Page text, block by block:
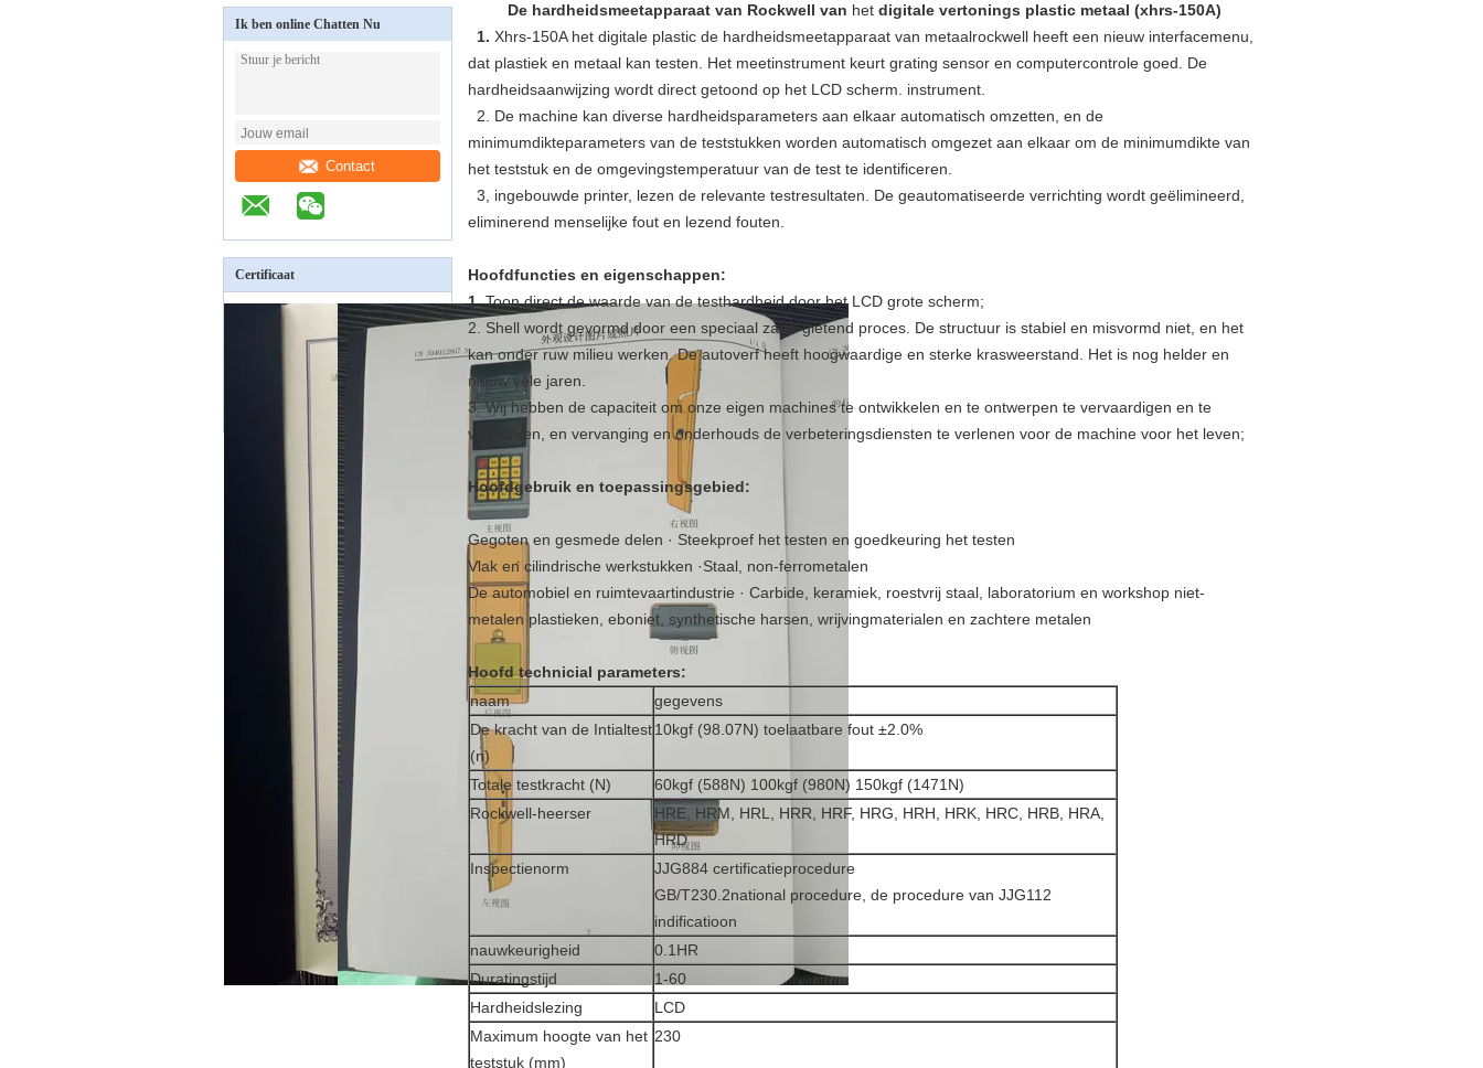
Ik ben online Chatten Nu
Contact
Certificaat
De hardheidsmeetapparaat van Rockwell van het digitale vertonings plastic metaal (xhrs-150A)
1. Xhrs-150A het digitale plastic de hardheidsmeetapparaat van metaalrockwell heeft een nieuw interfacemenu,
dat plastiek en metaal kan testen. Het meetinstrument keurt grating sensor en computercontrole goed. De
hardheidsaanwijzing wordt direct getoond op het LCD scherm. instrument.
2. De machine kan diverse hardheidsparameters aan elkaar automatisch omzetten, en de
minimumdikteparameters van de teststukken worden automatisch omgezet aan elkaar om de minimumdikte van
het teststuk en de omgevingstemperatuur van de test te identificeren.
3, ingebouwde printer, lezen de relevante testresultaten. De geautomatiseerde verrichting wordt geëlimineerd,
eliminerend menselijke fout en lezend fouten.
Hoofdfuncties en eigenschappen:
1.Toon direct de waarde van de testhardheid door het LCD grote scherm;
2. Shell wordt gevormd door een speciaal zand-gietend proces. De structuur is stabiel en misvormd niet, en het
kan onder ruw milieu werken. De autoverf heeft hoogwaardige en sterke krasweerstand. Het is nog helder en
nieuw vele jaren.
3. Wij hebben de capaciteit om onze eigen machines te ontwikkelen en te ontwerpen te vervaardigen en te
verwerken, en vervanging en onderhouds de verbeteringsdiensten te verlenen voor de machine voor het leven;
Hoofdgebruik en toepassingsgebied:
Gegoten en gesmede delen · Steekproef het testen en goedkeuring het testen
Vlak en cilindrische werkstukken ·Staal, non-ferrometalen
De automobiel en ruimtevaartindustrie · Carbide, keramiek, roestvrij staal, laboratorium en workshop niet-
metalen plastieken, eboniet, synthetische harsen, wrijvingmaterialen en zachtere metalen
Hoofd technicial parameters:
naam
gegevens
De kracht van de Intialtest
(n)
10kgf (98.07N) toelaatbare fout ±2.0%
Totale testkracht (N)
60kgf (588N) 100kgf (980N) 150kgf (1471N)
Rockwell-heerser
HRE, HRM, HRL, HRR, HRF, HRG, HRH, HRK, HRC, HRB, HRA,
HRD
Inspectienorm
JJG884 certificatieprocedure
GB/T230.2national procedure, de procedure van JJG112
indificatioon
nauwkeurigheid
0.1HR
Duratingstijd
1-60
Hardheidslezing
LCD
Maximum hoogte van het
teststuk (mm)
230